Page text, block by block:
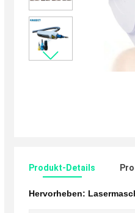
Produkt-Details
Hervorheben: